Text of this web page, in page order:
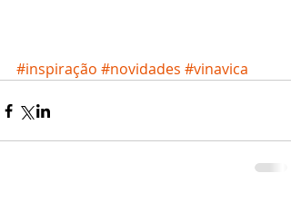
#inspiração #novidades #vinavica